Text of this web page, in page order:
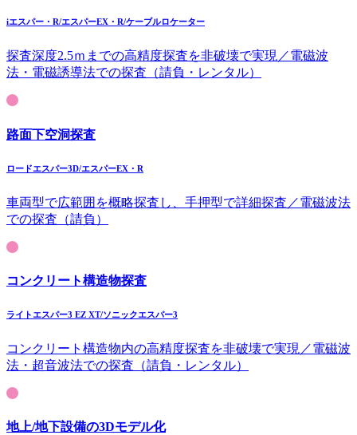
iエスパー・R/エスパーEX・R/ケーブルロケーター
探査深度2.5ｍまでの高精度探査を非破壊で実現／電磁波
法・電磁誘導法での探査（請負・レンタル）
路面下空洞探査
ロードエスパー3D/エスパーEX・R
車両型で広範囲を概略探査し、手押型で詳細探査／電磁波法
での探査（請負）
コンクリート構造物探査
ライトエスパー3 EZ XT/ソニックエスパー3
コンクリート構造物内の高精度探査を非破壊で実現／電磁波
法・超音波法での探査（請負・レンタル）
地上/地下設備の3Dモデル化